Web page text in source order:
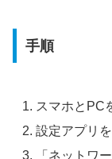
手順
スマホとPC
設定アプリを
「ネットワ